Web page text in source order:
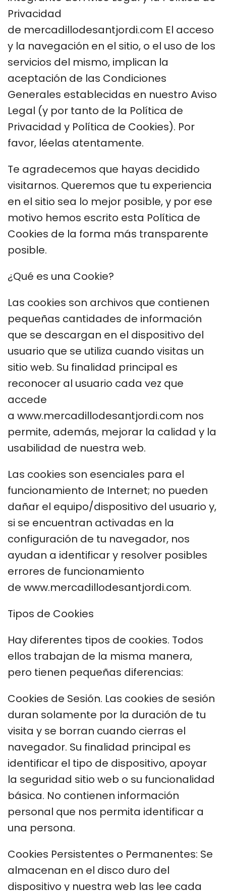
Privacidad
de mercadillodesantjordi.com El acceso
y la navegación en el sitio, o el uso de los
servicios del mismo, implican la
aceptación de las Condiciones
Generales establecidas en nuestro Aviso
Legal (y por tanto de la Política de
Privacidad y Política de Cookies). Por
favor, léelas atentamente.
Te agradecemos que hayas decidido
visitarnos. Queremos que tu experiencia
en el sitio sea lo mejor posible, y por ese
motivo hemos escrito esta Política de
Cookies de la forma más transparente
posible.
¿Qué es una Cookie?
Las cookies son archivos que contienen
pequeñas cantidades de información
que se descargan en el dispositivo del
usuario que se utiliza cuando visitas un
sitio web. Su finalidad principal es
reconocer al usuario cada vez que
accede
a www.mercadillodesantjordi.com nos
permite, además, mejorar la calidad y la
usabilidad de nuestra web.
Las cookies son esenciales para el
funcionamiento de Internet; no pueden
dañar el equipo/dispositivo del usuario y,
si se encuentran activadas en la
configuración de tu navegador, nos
ayudan a identificar y resolver posibles
errores de funcionamiento
de www.mercadillodesantjordi.com.
Tipos de Cookies
Hay diferentes tipos de cookies. Todos
ellos trabajan de la misma manera,
pero tienen pequeñas diferencias:
Cookies de Sesión. Las cookies de sesión
duran solamente por la duración de tu
visita y se borran cuando cierras el
navegador. Su finalidad principal es
identificar el tipo de dispositivo, apoyar
la seguridad sitio web o su funcionalidad
básica. No contienen información
personal que nos permita identificar a
una persona.
Cookies Persistentes o Permanentes: Se
almacenan en el disco duro del
dispositivo y nuestra web las lee cada